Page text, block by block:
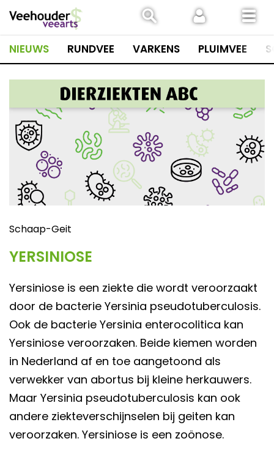
naar
inhoud
NIEUWS RUNDVEE VARKENS PLUIMVEE
Schaap-Geit
YERSINIOSE
Yersiniose is een ziekte die wordt veroorzaakt
door de bacterie Yersinia pseudotuberculosis.
Ook de bacterie Yersinia enterocolitica kan
Yersiniose veroorzaken. Beide kiemen worden
in Nederland af en toe aangetoond als
verwekker van abortus bij kleine herkauwers.
Maar Yersinia pseudotuberculosis kan ook
andere ziekteverschijnselen bij geiten kan
veroorzaken. Yersiniose is een zoönose.